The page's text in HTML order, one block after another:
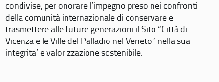
condivise, per onorare l’impegno preso nei confronti
della comunità internazionale di conservare e
trasmettere alle future generazioni il Sito “Città di
Vicenza e le Ville del Palladio nel Veneto” nella sua
integrita’ e valorizzazione sostenibile.